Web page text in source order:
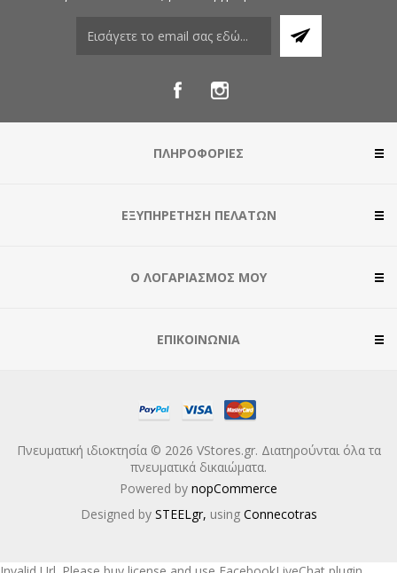
ΠΛΗΡΟΦΟΡΊΕΣ
ΕΞΥΠΗΡΈΤΗΣΗ ΠΕΛΑΤΏΝ
Ο ΛΟΓΑΡΙΑΣΜΌΣ ΜΟΥ
ΕΠΙΚΟΙΝΩΝΊΑ
Πνευματική ιδιοκτησία © 2026 VStores.gr. Διατηρούνται όλα τα
πνευματικά δικαιώματα.
Powered by nopCommerce
Designed by STEELgr, using Connecotras